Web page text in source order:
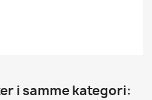
i samme kategori: